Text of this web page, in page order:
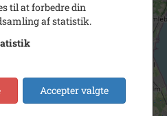
til at forbedre din
af statistik.
Accepter valgte